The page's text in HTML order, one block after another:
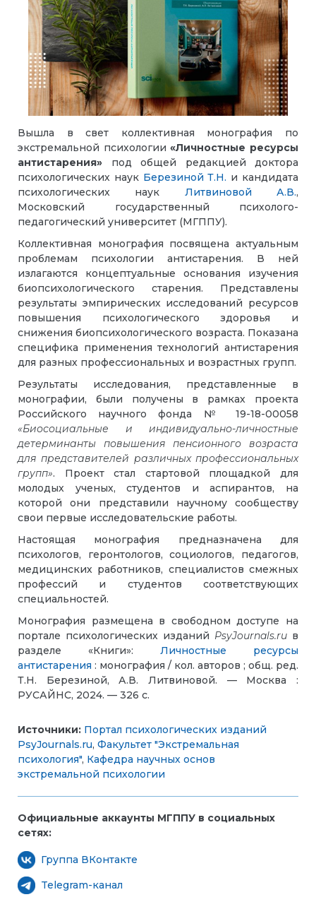
Вышла в свет коллективная монография по
экстремальной психологии«Личностные ресурсы
антистарения» под общей редакцией доктора
психологических наук Березиной Т.Н. и кандидата
психологических наук Литвиновой А.В.,
Московский государственный психолого-
педагогический университет (МГППУ).
Коллективная монография посвящена актуальным
проблемам психологии антистарения. В ней
излагаются концептуальные основания изучения
биопсихологического старения. Представлены
результаты эмпирических исследований ресурсов
повышения психологического здоровья и
снижения биопсихологического возраста. Показана
специфика применения технологий антистарения
для разных профессиональных и возрастных групп.
Результаты исследования, представленные в
монографии, были получены в рамках проекта
Российского научного фонда № 19-18-00058
«Биосоциальные и индивидуально-личностные
детерминанты повышения пенсионного возраста
для представителей различных профессиональных
групп». Проект стал стартовой площадкой для
молодых ученых, студентов и аспирантов, на
которой они представили научному сообществу
свои первые исследовательские работы.
Настоящая монография предназначена для
психологов, геронтологов, социологов, педагогов,
медицинских работников, специалистов смежных
профессий и студентов соответствующих
специальностей.
Монография размещена в свободном доступе на
портале психологических изданий PsyJournals.ru в
разделе «Книги»: Личностные ресурсы
антистарения : монография / кол. авторов ; общ. ред.
Т.Н. Березиной, А.В. Литвиновой. — Москва :
РУСАЙНС, 2024. — 326 с.
Источники: Портал психологических изданий
PsyJournals.ru, Факультет "Экстремальная
психология", Кафедра научных основ
экстремальной психологии
Официальные аккаунты МГППУ в социальных
сетях:
Группа ВКонтакте
Telegram-канал